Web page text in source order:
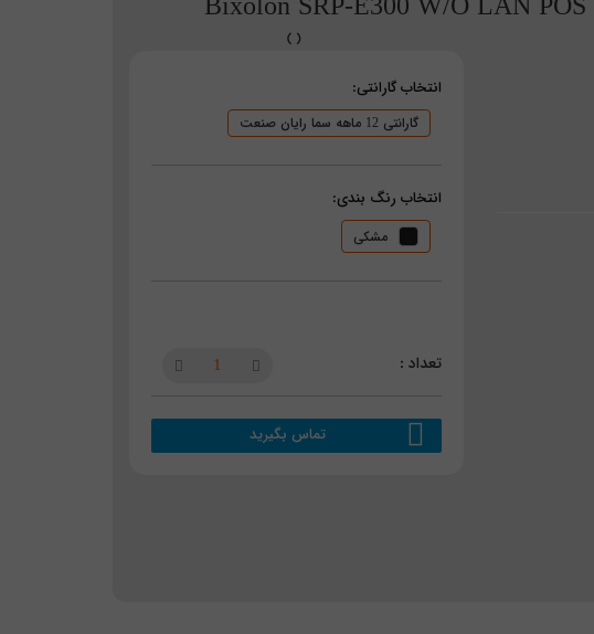
انتخاب گارانتی:
گارانتی 12 ماهه سما رایان صنعت
انتخاب رنگ بندی:
مشکی
تماس بگیرید